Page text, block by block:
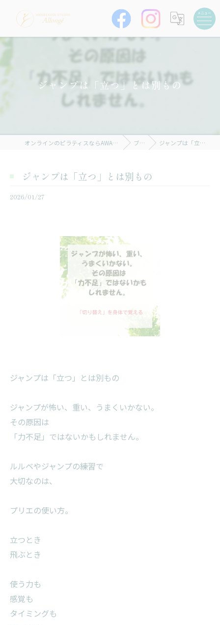
ジャンプは「立つ」とは別もの
オンラインのピラティスならAWARENESS STUDIO Allongé ブログ ジャンプは「立つ」とは別もの
ジャンプは「立つ」とは別もの
2026/01/27
ジャンプは「立つ」とは別もの
ジャンプが怖い、重い、うまくいかない。
その原因は
「力不足」ではないかもしれません。
ルルベやジャンプの練習で
大切なのは、
プリエの使い方。
立つとき
飛ぶとき
使う力も
感覚も
タイミングも